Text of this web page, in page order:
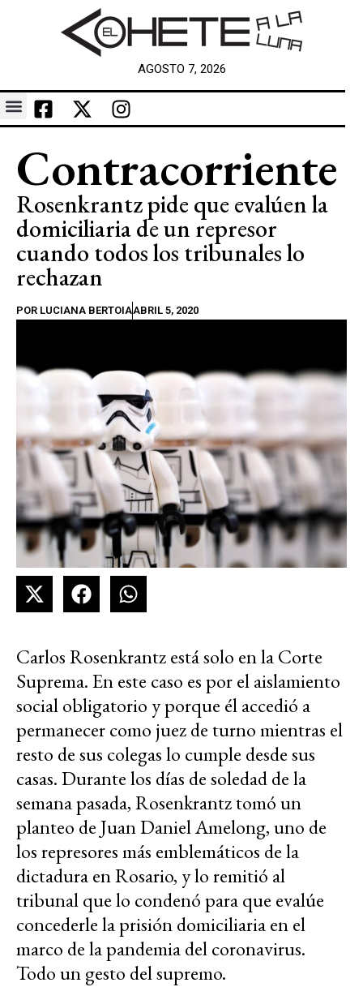
AGOSTO 7, 2026
Contracorriente
Rosenkrantz pide que evalúen la
domiciliaria de un represor
cuando todos los tribunales lo
rechazan
POR LUCIANA BERTOIAABRIL 5, 2020
Carlos Rosenkrantz está solo en la Corte
Suprema. En este caso es por el aislamiento
social obligatorio y porque él accedió a
permanecer como juez de turno mientras el
resto de sus colegas lo cumple desde sus
casas. Durante los días de soledad de la
semana pasada, Rosenkrantz tomó un
planteo de Juan Daniel Amelong, uno de
los represores más emblemáticos de la
dictadura en Rosario, y lo remitió al
tribunal que lo condenó para que evalúe
concederle la prisión domiciliaria en el
marco de la pandemia del coronavirus.
Todo un gesto del supremo.